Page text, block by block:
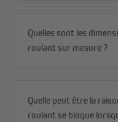
Quelles sont les
roulant sur mesure ?
Quelle peut être la
roulant se bloque